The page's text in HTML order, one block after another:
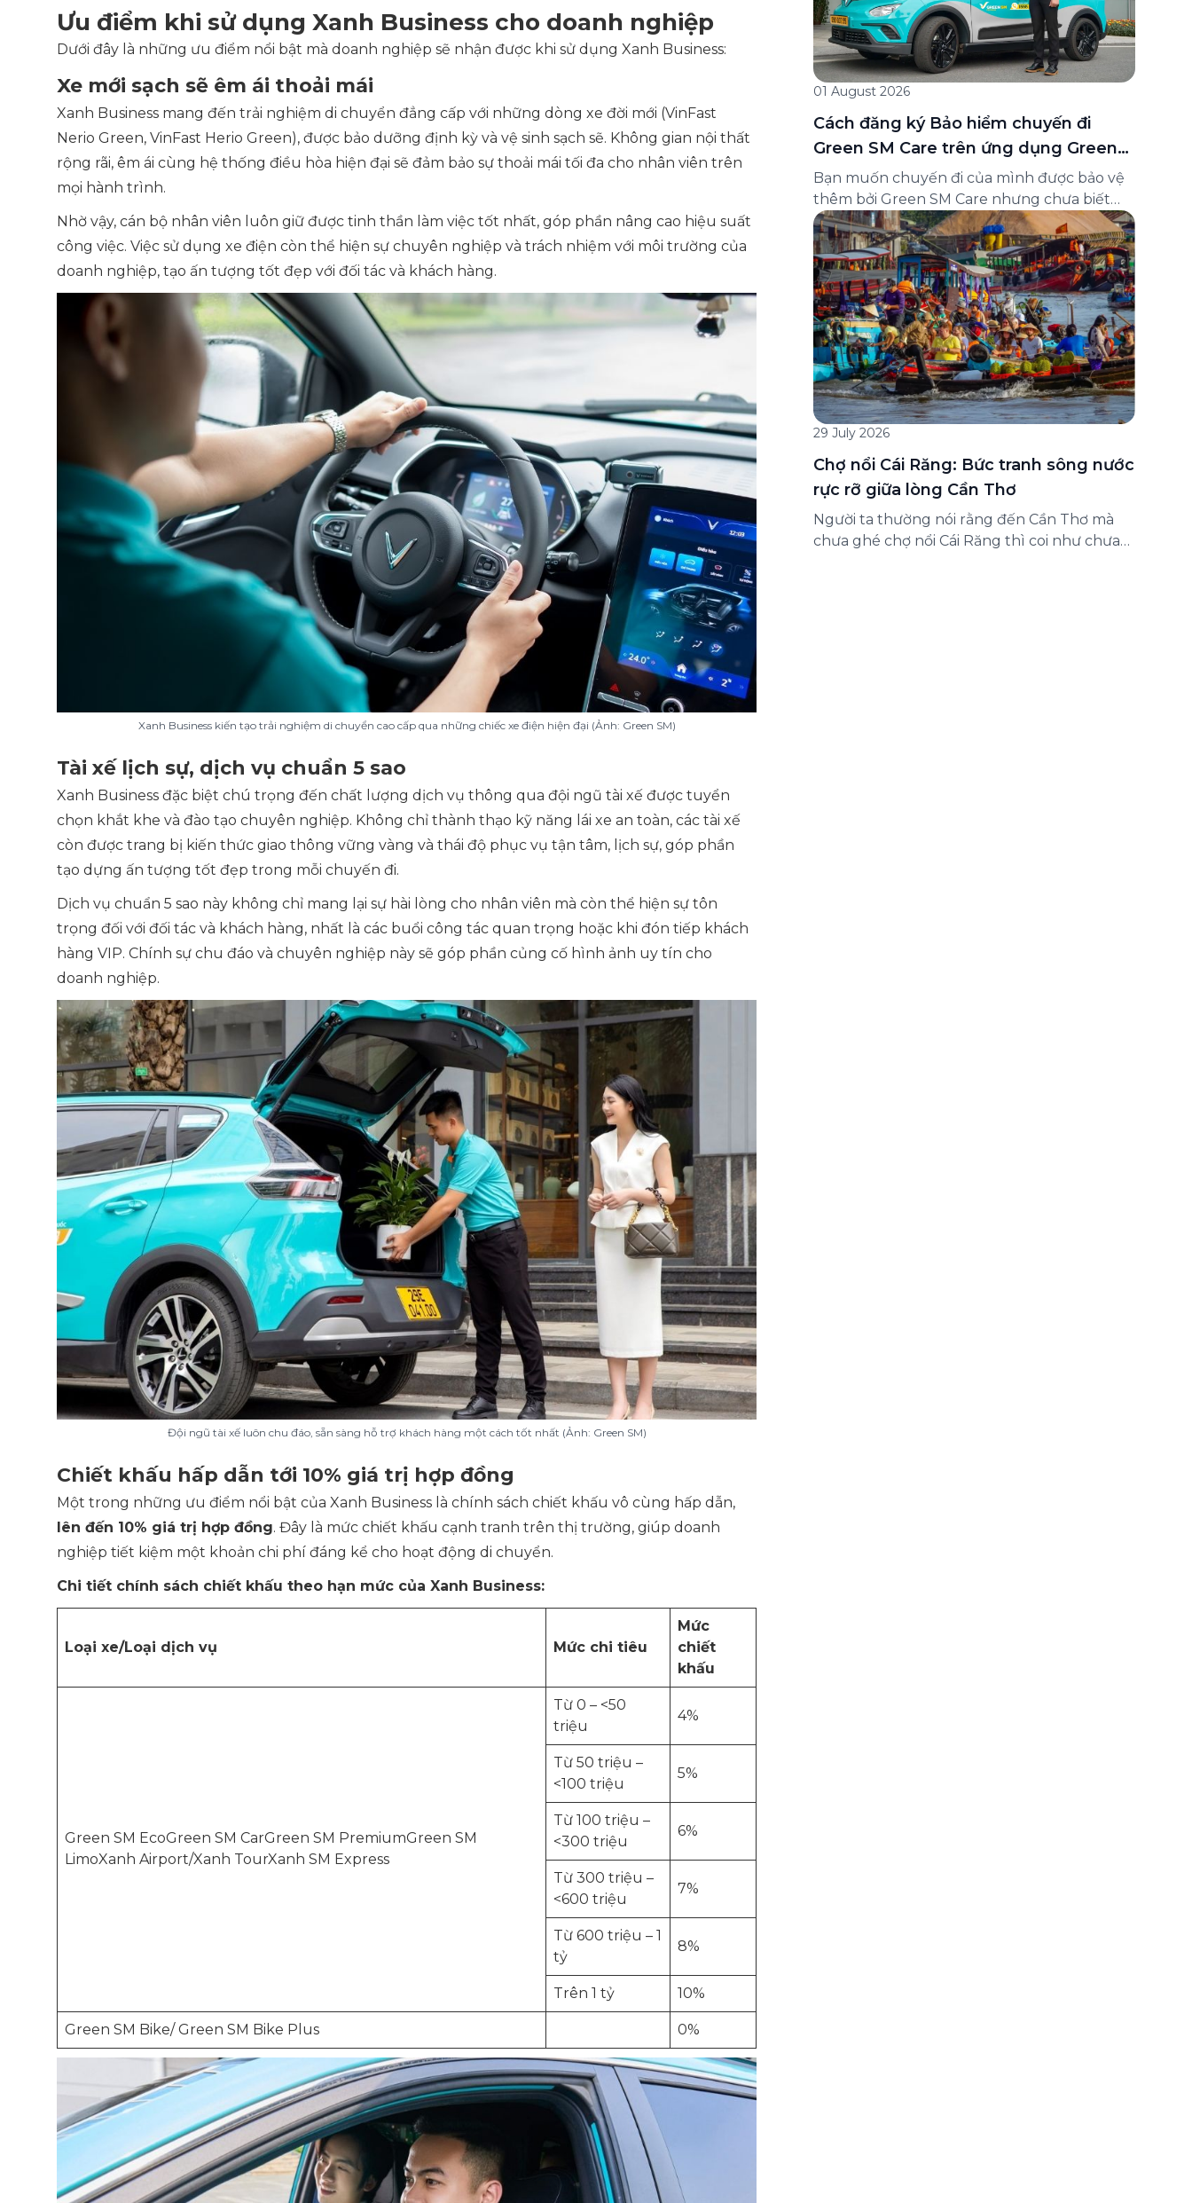
Ưu điểm khi sử dụng Xanh Business cho doanh nghiệp
Dưới đây là những ưu điểm nổi bật mà doanh nghiệp sẽ nhận được khi sử dụng Xanh Business:
Xe mới sạch sẽ êm ái thoải mái
Xanh Business mang đến trải nghiệm di chuyển đẳng cấp với những dòng xe đời mới (VinFast
Nerio Green, VinFast Herio Green), được bảo dưỡng định kỳ và vệ sinh sạch sẽ. Không gian nội thất
rộng rãi, êm ái cùng hệ thống điều hòa hiện đại sẽ đảm bảo sự thoải mái tối đa cho nhân viên trên
mọi hành trình.
Nhờ vậy, cán bộ nhân viên luôn giữ được tinh thần làm việc tốt nhất, góp phần nâng cao hiệu suất
công việc. Việc sử dụng xe điện còn thể hiện sự chuyên nghiệp và trách nhiệm với môi trường của
doanh nghiệp, tạo ấn tượng tốt đẹp với đối tác và khách hàng.
Xanh Business kiến tạo trải nghiệm di chuyển cao cấp qua những chiếc xe điện hiện đại (Ảnh: Green SM)
Tài xế lịch sự, dịch vụ chuẩn 5 sao
Xanh Business đặc biệt chú trọng đến chất lượng dịch vụ thông qua đội ngũ tài xế được tuyển
chọn khắt khe và đào tạo chuyên nghiệp. Không chỉ thành thạo kỹ năng lái xe an toàn, các tài xế
còn được trang bị kiến thức giao thông vững vàng và thái độ phục vụ tận tâm, lịch sự, góp phần
tạo dựng ấn tượng tốt đẹp trong mỗi chuyến đi.
Dịch vụ chuẩn 5 sao này không chỉ mang lại sự hài lòng cho nhân viên mà còn thể hiện sự tôn
trọng đối với đối tác và khách hàng, nhất là các buổi công tác quan trọng hoặc khi đón tiếp khách
hàng VIP. Chính sự chu đáo và chuyên nghiệp này sẽ góp phần củng cố hình ảnh uy tín cho
doanh nghiệp.
Đội ngũ tài xế luôn chu đáo, sẵn sàng hỗ trợ khách hàng một cách tốt nhất (Ảnh: Green SM)
Chiết khấu hấp dẫn tới 10% giá trị hợp đồng
Một trong những ưu điểm nổi bật của Xanh Business là chính sách chiết khấu vô cùng hấp dẫn,
lên đến 10% giá trị hợp đồng. Đây là mức chiết khấu cạnh tranh trên thị trường, giúp doanh
nghiệp tiết kiệm một khoản chi phí đáng kể cho hoạt động di chuyển.
Chi tiết chính sách chiết khấu theo hạn mức của Xanh Business:
Loại xe/Loại dịch vụ Mức chi tiêu
Mức
chiết
khấu
Green SM EcoGreen SM CarGreen SM PremiumGreen SM
LimoXanh Airport/Xanh TourXanh SM Express
Từ 0 – <50
triệu
4%
Từ 50 triệu –
<100 triệu
5%
Từ 100 triệu –
<300 triệu
6%
Từ 300 triệu –
<600 triệu
7%
Từ 600 triệu – 1
tỷ
8%
Trên 1 tỷ 10%
Green SM Bike/ Green SM Bike Plus 0%
01 August 2026
Cách đăng ký Bảo hiểm chuyến đi
Green SM Care trên ứng dụng Green
SM
Bạn muốn chuyến đi của mình được bảo vệ
thêm bởi Green SM Care nhưng chưa biết
đăng ký ở đâu? Bài viết dưới đây sẽ hướng
dẫn chi tiết cách tham gia (và hủy tham gia)
gói bảo hiểm này ngay trên ứng dụng Green
SM, cùng những lưu ý quan trọng trước khi
[…]
29 July 2026
Chợ nổi Cái Răng: Bức tranh sông nước
rực rỡ giữa lòng Cần Thơ
Người ta thường nói rằng đến Cần Thơ mà
chưa ghé chợ nổi Cái Răng thì coi như chưa